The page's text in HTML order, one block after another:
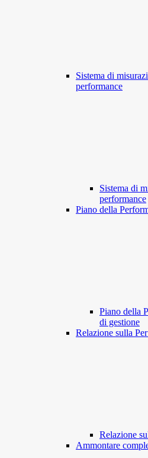
Sistema di
performance
Sistema di
performance
Piano della
Piano della
di gestione
Relazione sulla
Relazione
Ammontare